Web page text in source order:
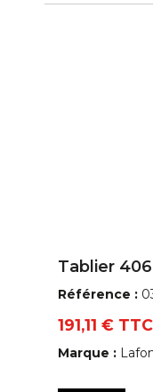
Tablier
Référence :
191,11 € TTC
Marque :